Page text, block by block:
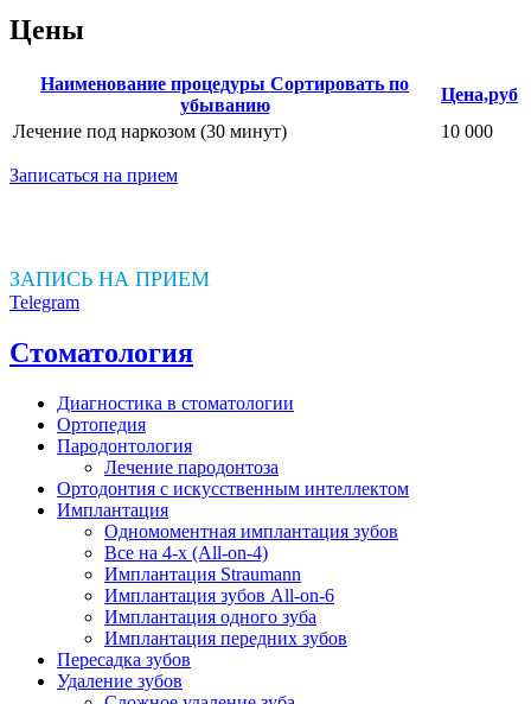
Цены
Наименование процедуры Сортировать по
убыванию
Цена,руб
Лечение под наркозом (30 минут)
10 000
Записаться на прием
ЗАПИСЬ НА ПРИЕМ
Telegram
Стоматология
Диагностика в стоматологии
Ортопедия
Пародонтология
Лечение пародонтоза
Ортодонтия с искусственным интеллектом
Имплантация
Одномоментная имплантация зубов
Все на 4-х (All-on-4)
Имплантация Straumann
Имплантация зубов All-on-6
Имплантация одного зуба
Имплантация передних зубов
Пересадка зубов
Удаление зубов